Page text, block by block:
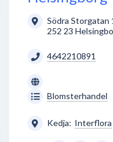
Södra Storgatan
252 23
4642210891
Blomsterhandel
Kedja: Interflora